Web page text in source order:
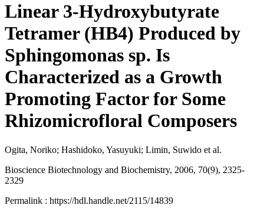
Linear 3-Hydroxybutyrate
Tetramer (HB4) Produced by
Sphingomonas sp. Is
Characterized as a Growth
Promoting Factor for Some
Rhizomicrofloral Composers
Ogita, Noriko; Hashidoko, Yasuyuki; Limin, Suwido et al.
Bioscience Biotechnology and Biochemistry, 2006, 70(9), 2325-
2329
Permalink : https://hdl.handle.net/2115/14839